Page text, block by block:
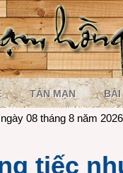
TẢN MẠN BÀI
08 tháng 8 năm 2026
tiếc